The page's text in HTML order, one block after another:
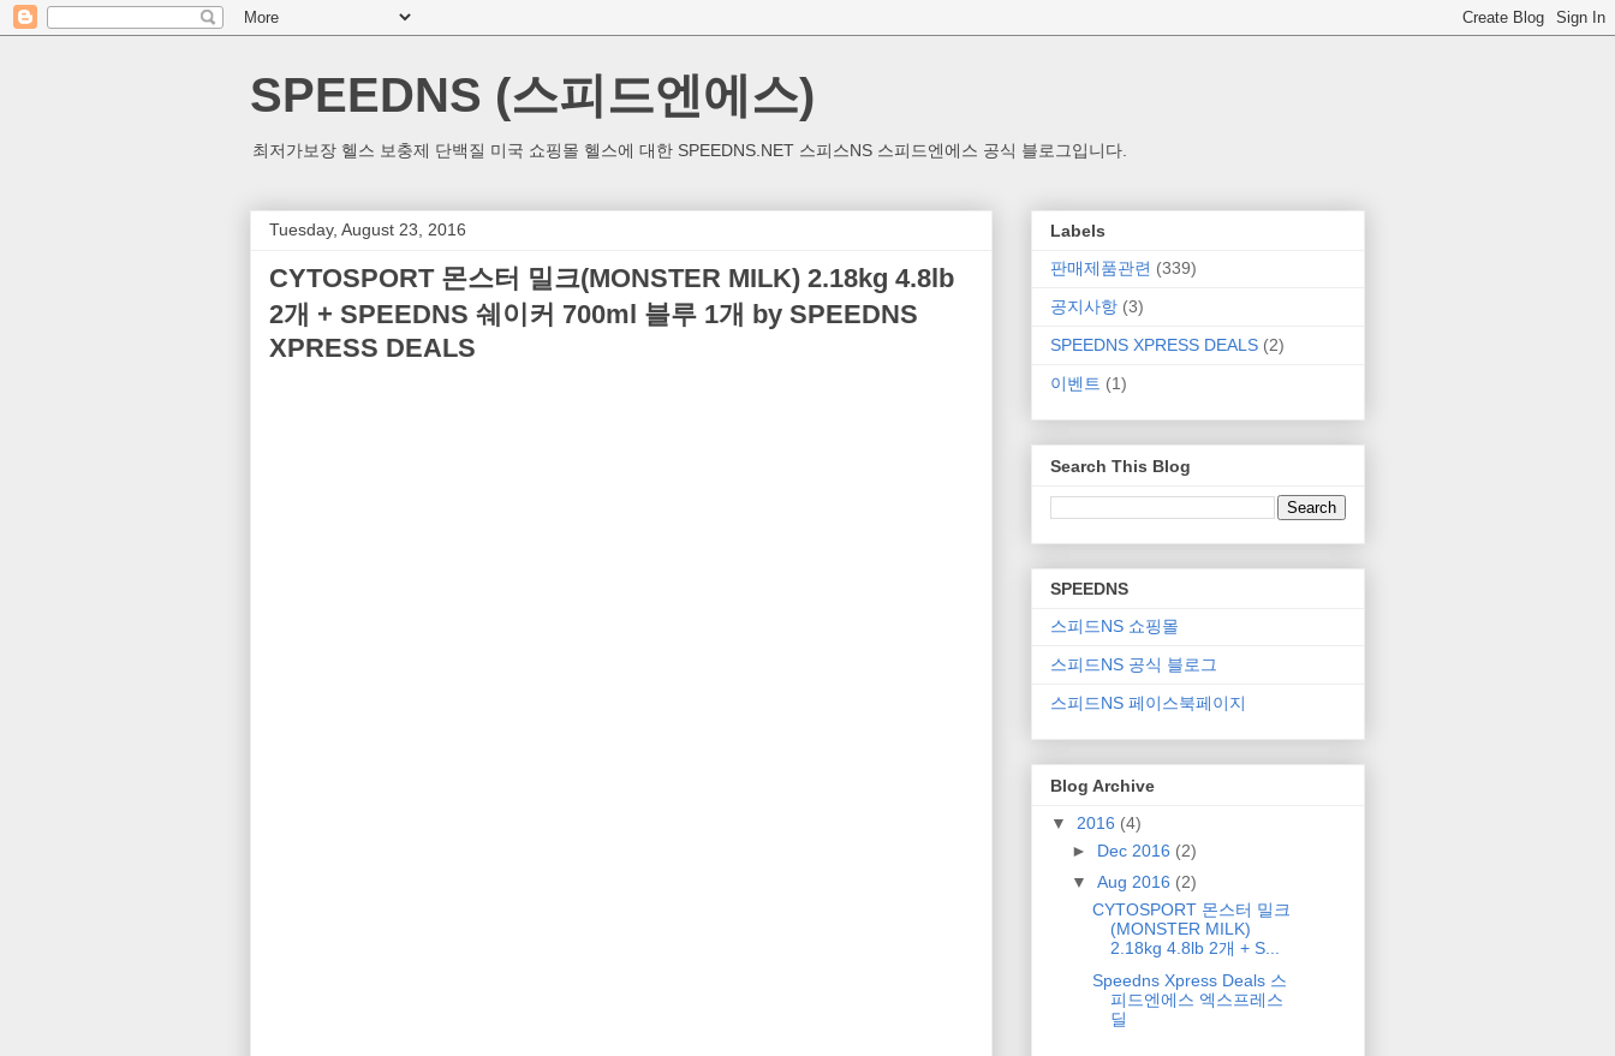
SPEEDNS (스피드엔에스)
최저가보장 헬스 보충제 단백질 미국 쇼핑몰 헬스에 대한 SPEEDNS.NET 스피스NS 스피드엔에스 공식 블로그입니다.
Tuesday, August 23, 2016
CYTOSPORT 몬스터 밀크(MONSTER MILK) 2.18kg 4.8lb
2개 + SPEEDNS 쉐이커 700ml 블루 1개 by SPEEDNS
XPRESS DEALS
Labels
판매제품관련 (339)
공지사항 (3)
SPEEDNS XPRESS DEALS (2)
이벤트 (1)
Search This Blog
SPEEDNS
스피드NS 쇼핑몰
스피드NS 공식 블로그
스피드NS 페이스북페이지
Blog Archive
▼ 2016 (4)
► Dec 2016 (2)
▼ Aug 2016 (2)
CYTOSPORT 몬스터 밀크
(MONSTER MILK)
2.18kg 4.8lb 2개 + S...
Speedns Xpress Deals 스
피드엔에스 엑스프레스
딜